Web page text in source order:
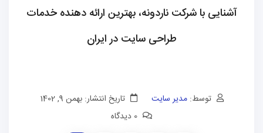
آشنایی با شرکت ناردونه، بهترین ارائه دهنده خدمات
طراحی سایت در ایران
توسط:مدیر سایت
تاریخ انتشار: بهمن 9, 1402